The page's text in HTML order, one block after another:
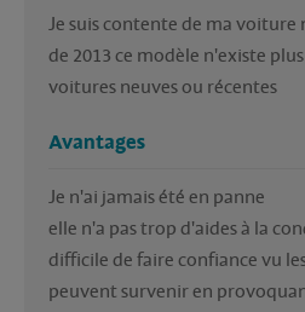
Je suis contente de ma voiture
de 2013 ce modèle n'existe
voitures neuves ou récentes
Avantages
Je n'ai jamais été en panne
elle n'a pas trop d'aides à la
difficile de faire confiance vu
peuvent survenir en